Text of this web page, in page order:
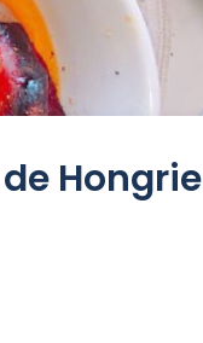
Hongrie